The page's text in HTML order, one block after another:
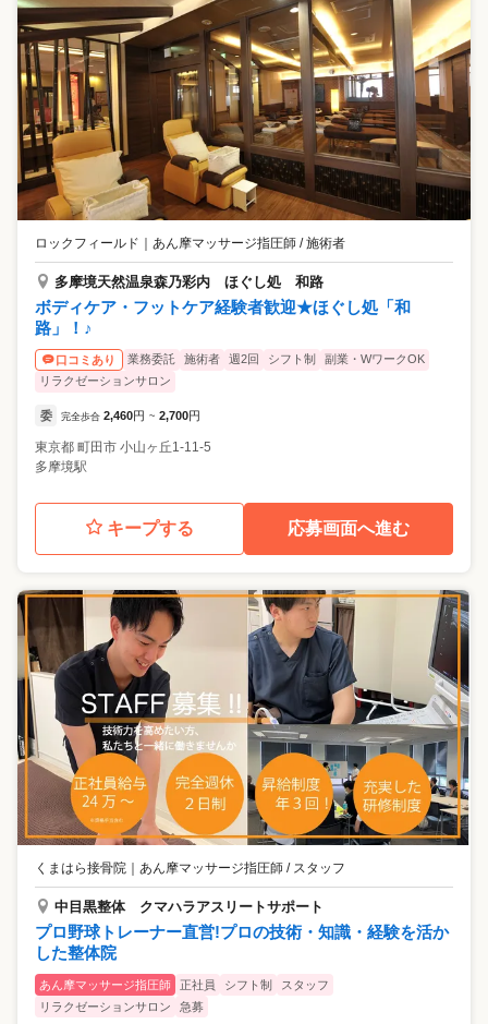
ロックフィールド ｜ あん摩マッサージ指圧師 / 施術者
多摩境天然温泉森乃彩内 ほぐし処 和路
ボディケア・フットケア経験者歓迎★ほぐし処「和
路」！♪
口コミあり 業務委託 施術者 週2回 シフト制
副業・WワークOK
リラクゼーションサロン
委 完全歩合 2,460円 ~ 2,700円
東京都 町田市 小山ヶ丘1-11-5
多摩境駅
キープする 応募画面へ進む
くまはら接骨院 あん摩マッサージ指圧師 / スタッフ
中目黒整体 クマハラアスリートサポート
プロ野球トレーナー直営!プロの技術・知識・経験を活か
した整体院
あん摩マッサージ指圧師 正社員 シフト制
スタッフ
リラクゼーションサロン
急募